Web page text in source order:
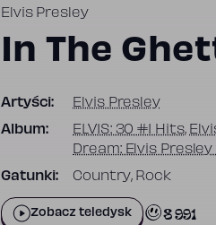
Elvis Presley
In The
Artyści: Elvis Presley
Album: ELV1S: 30 #1 Hits,
Dream: Elvis
Gatunki: Country, Rock
Zobacz teledysk 8 991